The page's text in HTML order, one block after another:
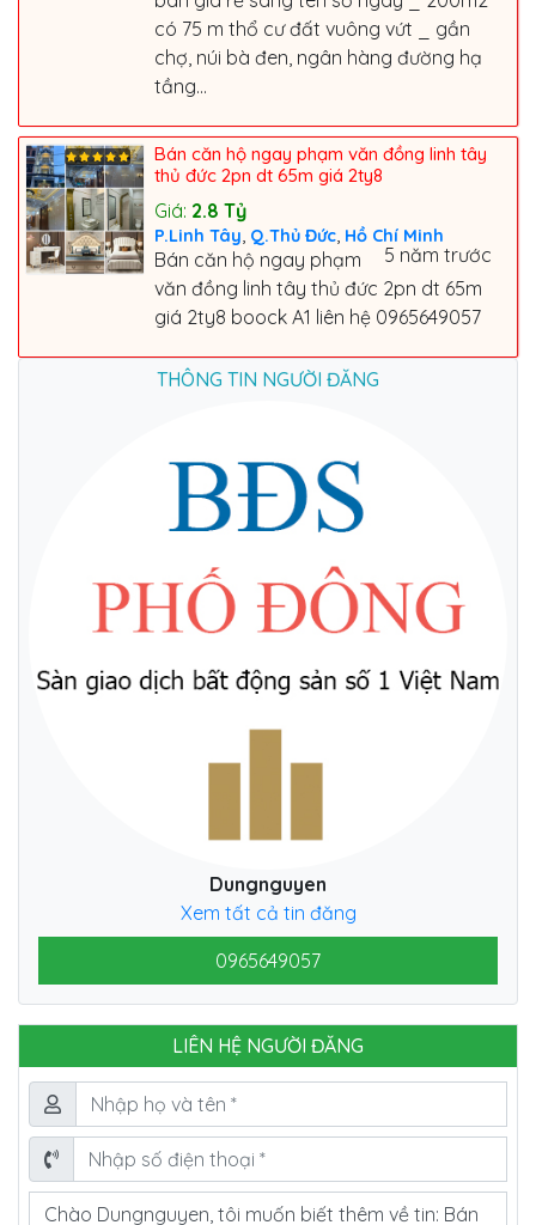
có 75 m thổ cư đất vuông vứt _ gần
chợ, núi bà đen, ngân hàng đường hạ
tầng...
Bán căn hộ ngay phạm văn đồng linh tây
thủ đức 2pn dt 65m giá 2ty8
Giá: 2.8 Tỷ
P.Linh Tây Q.Thủ Đức Hồ Chí Minh
5 năm trước
Bán căn hộ ngay phạm
văn đồng linh tây thủ đức 2pn dt 65m
giá 2ty8 boock A1 liên hệ 0965649057
THÔNG TIN NGƯỜI ĐĂNG
Dungnguyen
Xem tất cả tin đăng
0965649057
LIÊN HỆ NGƯỜI ĐĂNG